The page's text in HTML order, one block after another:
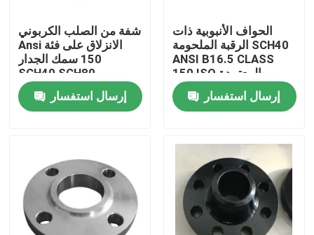
منزل
إتصال
المنتجات
شفة من الصلب الكربوني
Ansi الانزلاق على فئة
150 سمك الجدار
SCH40 SCH80
إرسال استفسار
الحواف الأنبوبية ذات
الرقبة الملحومة SCH40
ANSI B16.5 CLASS
150 ISO المعتمدة
إرسال استفسار